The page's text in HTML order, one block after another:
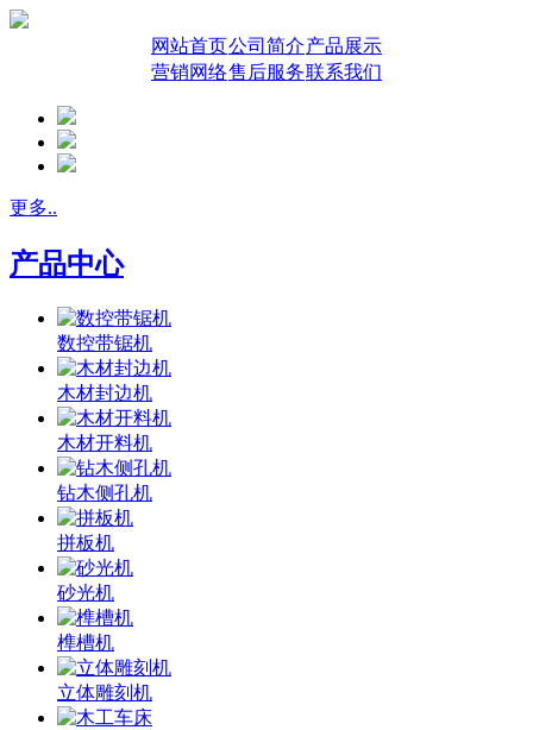
网站首页公司简介产品展示
营销网络售后服务联系我们
更多..
产品中心
数控带锯机
木材封边机
木材开料机
钻木侧孔机
拼板机
砂光机
榫槽机
立体雕刻机